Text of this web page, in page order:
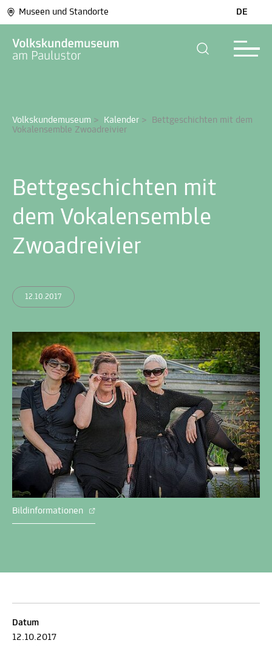
Museen und Standorte DE
Volkskundemuseum > Kalender >
Bettgeschichten mit dem
Vokalensemble Zwoadreivier
Bettgeschichten mit
dem Vokalensemble
Zwoadreivier
12.10.2017
Bildinformationen
Datum
12.10.2017